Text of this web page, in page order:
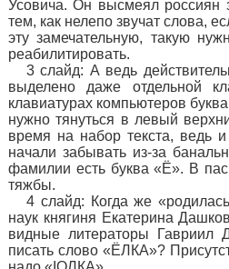
Усовича. Он высмеял россиян
тем, как нелепо звучат слова,
эту замечательную, такую
реабилитировать.
3 слайд: А ведь
выделено даже отдельной
клавиатурах компьютеров
нужно тянуться в левый
время на набор текста, ведь
начали забывать из-за
фамилии есть буква «Ё». В
тяжбы.
4 слайд: Когда же
наук княгиня Екатерина
видные литераторы Гавриил
писать слово «ЁЛКА»?